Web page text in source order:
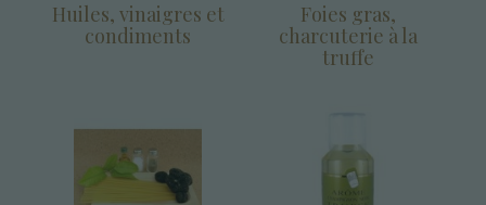
Huiles, vinaigres et
condiments
Foies gras,
charcuterie à la
truffe